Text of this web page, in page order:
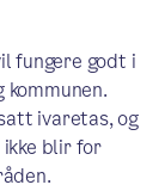
fungere godt i
ivaretas, og
blir for